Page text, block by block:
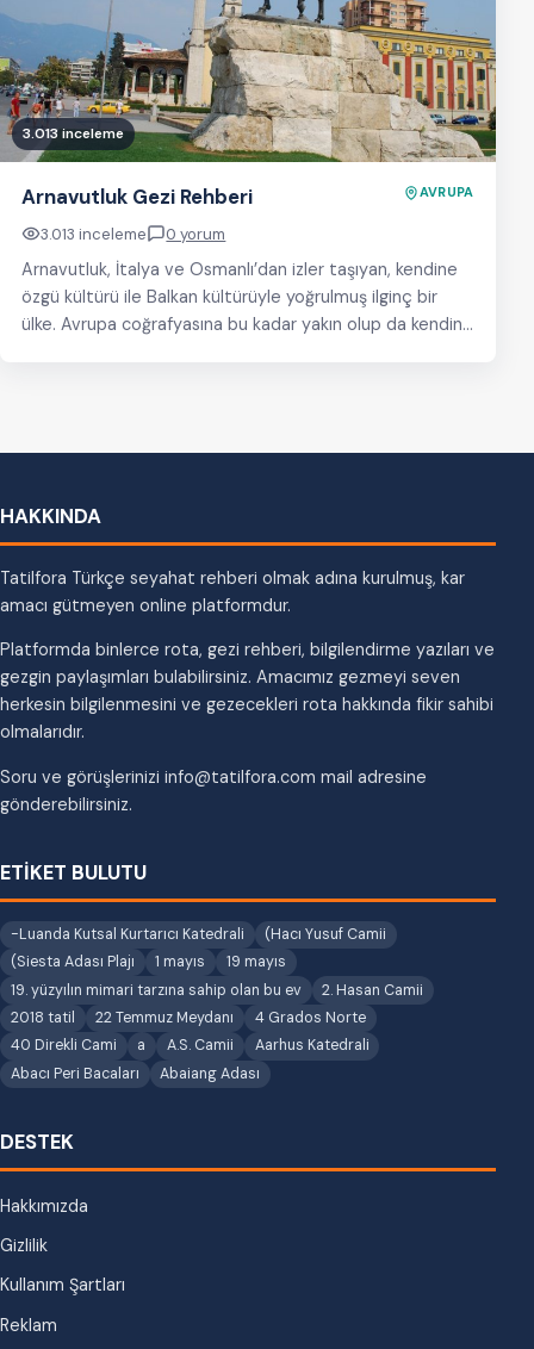
3.013 inceleme
Arnavutluk Gezi Rehberi AVRUPA
3.013 inceleme 0 yorum
Arnavutluk, İtalya ve Osmanlı’dan izler taşıyan, kendine
özgü kültürü ile Balkan kültürüyle yoğrulmuş ilginç bir
ülke. Avrupa coğrafyasına bu kadar yakın olup da kendine
HAKKINDA
Tatilfora Türkçe seyahat rehberi olmak adına kurulmuş, kar
amacı gütmeyen online platformdur.
Platformda binlerce rota, gezi rehberi, bilgilendirme yazıları ve
gezgin paylaşımları bulabilirsiniz. Amacımız gezmeyi seven
herkesin bilgilenmesini ve gezecekleri rota hakkında fikir sahibi
olmalarıdır.
Soru ve görüşlerinizi info@tatilfora.com mail adresine
gönderebilirsiniz.
ETİKET BULUTU
-Luanda Kutsal Kurtarıcı Katedrali
(Hacı Yusuf Camii
(Siesta Adası Plajı
1 mayıs
19 mayıs
19. yüzyılın mimari tarzına sahip olan bu ev
2. Hasan Camii
2018 tatil
22 Temmuz Meydanı
4 Grados Norte
40 Direkli Cami
a A.S. Camii
Aarhus Katedrali
Abacı Peri Bacaları
Abaiang Adası
DESTEK
Hakkımızda
Gizlilik
Kullanım Şartları
Reklam